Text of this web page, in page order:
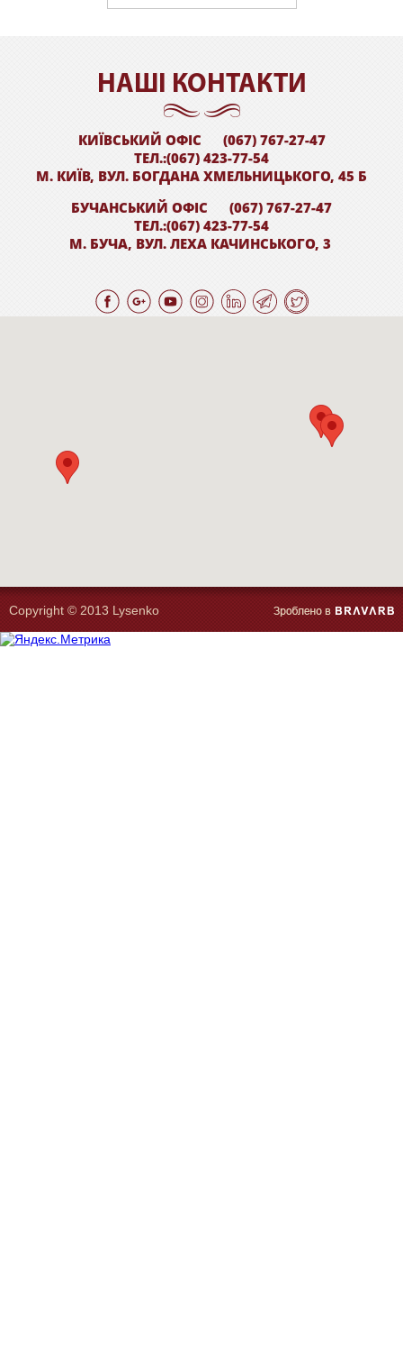
НАШI КОНТАКТИ
КИЇВСЬКИЙ ОФІС
(067) 767-27-47
ТЕЛ.:(067) 423-77-54
М. КИЇВ, ВУЛ. БОГДАНА ХМЕЛЬНИЦЬКОГО, 45 Б
БУЧАНСЬКИЙ ОФІС
(067) 767-27-47
ТЕЛ.:(067) 423-77-54
М. БУЧА, ВУЛ. ЛЕХА КАЧИНСЬКОГО, 3
Copyright © 2013 Lysenko